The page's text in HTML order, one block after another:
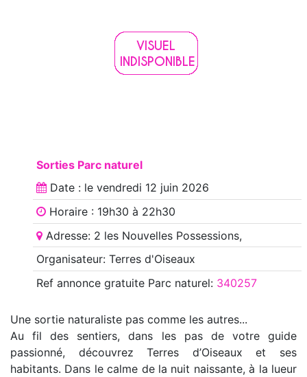
Sorties Parc naturel
Date : le vendredi 12 juin 2026
Horaire : 19h30 à 22h30
Adresse: 2 les Nouvelles Possessions,
Organisateur: Terres d'Oiseaux
Ref annoncegratuite Parc naturel: 340257
Une sortie naturaliste pas comme les autres...
Au fil des sentiers, dans les pas de votre guide
passionné, découvrez Terres d’Oiseaux et ses
habitants. Dans le calme de la nuit naissante, à la lueur